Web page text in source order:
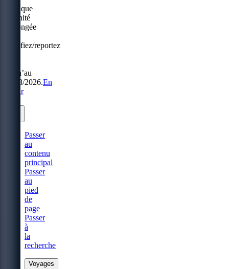
Politique
Sérénité
prolongée
modifiez/reportez
jusqu’au
31/08/2026.En
savoir
Passer
au
contenu
principal
Passer
au
pied
de
page
Passer
à
la
recherche
Voyages